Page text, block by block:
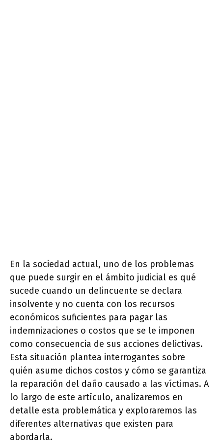
En la sociedad actual, uno de los problemas
que puede surgir en el ámbito judicial es qué
sucede cuando un delincuente se declara
insolvente y no cuenta con los recursos
económicos suficientes para pagar las
indemnizaciones o costos que se le imponen
como consecuencia de sus acciones delictivas.
Esta situación plantea interrogantes sobre
quién asume dichos costos y cómo se garantiza
la reparación del daño causado a las víctimas. A
lo largo de este artículo, analizaremos en
detalle esta problemática y exploraremos las
diferentes alternativas que existen para
abordarla.